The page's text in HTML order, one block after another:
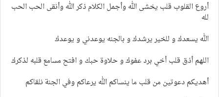
أروع القلوب قلب يخشى الله وأجمل الكلام ذكر الله وأنقى الحب الحب
لله
الله يسعدك و للخير يرشدك و بالجنه يوعدني و يوعدك
اللهم أذق قلب أخي برد عفوك و حلاوة حبك و افتح مسامع قلبه لذكرك
أهديكم دعوتين من قلب ما ينساكم الله يرعاكم وفي الجنة نلقاكم